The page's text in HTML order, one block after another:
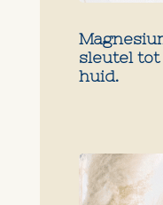
sleutel
huid.